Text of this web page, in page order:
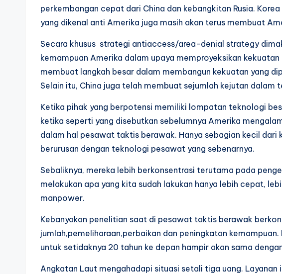
perkembangan cepat dari China dan kebangkitan Rusia.
yang dikenal anti Amerika juga masih akan terus membuat
Secara khusus strategi antiaccess/area-denial strategy
kemampuan Amerika dalam upaya memproyeksikan
membuat langkah besar dalam membangun kekuatan yang
Selain itu, China juga telah membuat sejumlah kejutan dalam
Ketika pihak yang berpotensi memiliki lompatan teknologi
ketika seperti yang disebutkan sebelumnya Amerika
dalam hal pesawat taktis berawak. Hanya sebagian kecil dari
berurusan dengan teknologi pesawat yang sebenarnya.
Sebaliknya, mereka lebih berkonsentrasi terutama pada
melakukan apa yang kita sudah lakukan hanya lebih cepat,
manpower.
Kebanyakan penelitian saat di pesawat taktis berawak
jumlah,pemeliharaan,perbaikan dan peningkatan
untuk setidaknya 20 tahun ke depan hampir akan sama
Angkatan Laut mengahadapi situasi setali tiga uang. Layanan